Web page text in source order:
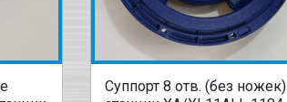
Суппорт 8 отв. (без ножек)